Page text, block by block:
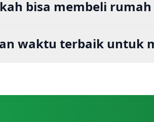
bisa membeli rumah
waktu terbaik untuk